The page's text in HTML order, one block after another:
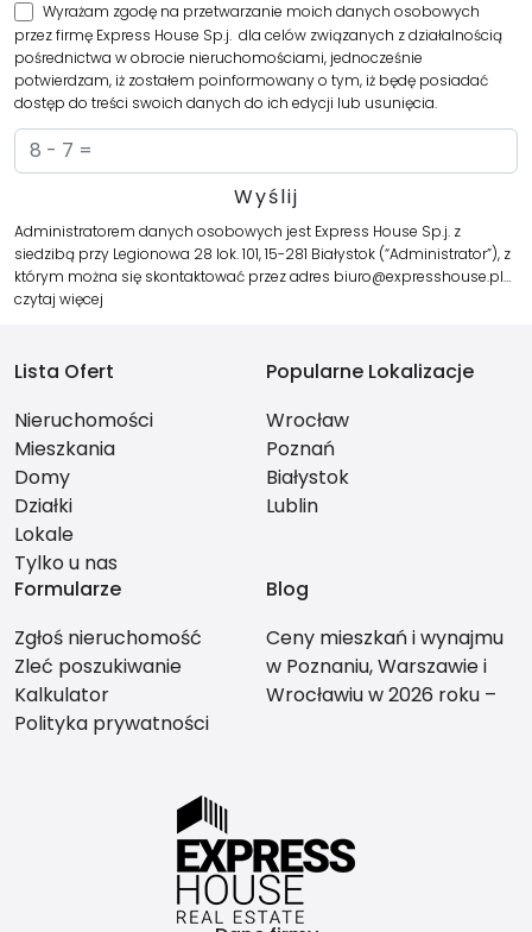
Wyrażam zgodę na przetwarzanie moich danych osobowych
przez firmę Express House Sp.j. dla celów związanych z działalnością
pośrednictwa w obrocie nieruchomościami, jednocześnie
potwierdzam, iż zostałem poinformowany o tym, iż będę posiadać
dostęp do treści swoich danych do ich edycji lub usunięcia.
Administratorem danych osobowych jest Express House Sp.j. z
siedzibą przy Legionowa 28 lok. 101, 15-281 Białystok (“Administrator”), z
którym można się skontaktować przez adres biuro@expresshouse.pl…
czytaj więcej
Lista Ofert
Nieruchomości
Mieszkania
Domy
Działki
Lokale
Tylko u nas
Popularne Lokalizacje
Wrocław
Poznań
Białystok
Lublin
Formularze
Zgłoś nieruchomość
Zleć poszukiwanie
Kalkulator
Polityka prywatności
Blog
Ceny mieszkań i wynajmu
w Poznaniu, Warszawie i
Wrocławiu w 2026 roku –